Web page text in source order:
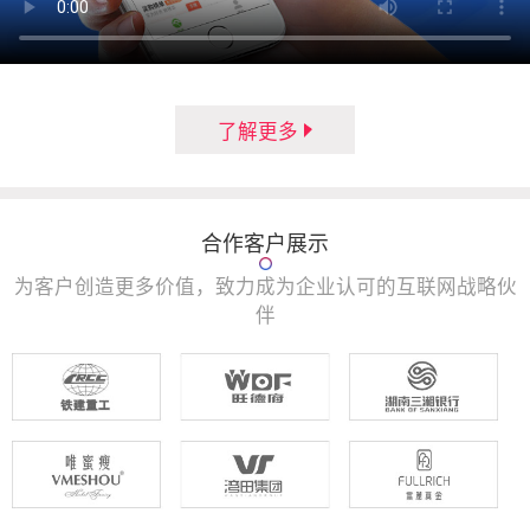
了解更多
合作客户展示
为客户创造更多价值，致力成为企业认可的互联网战略伙
伴